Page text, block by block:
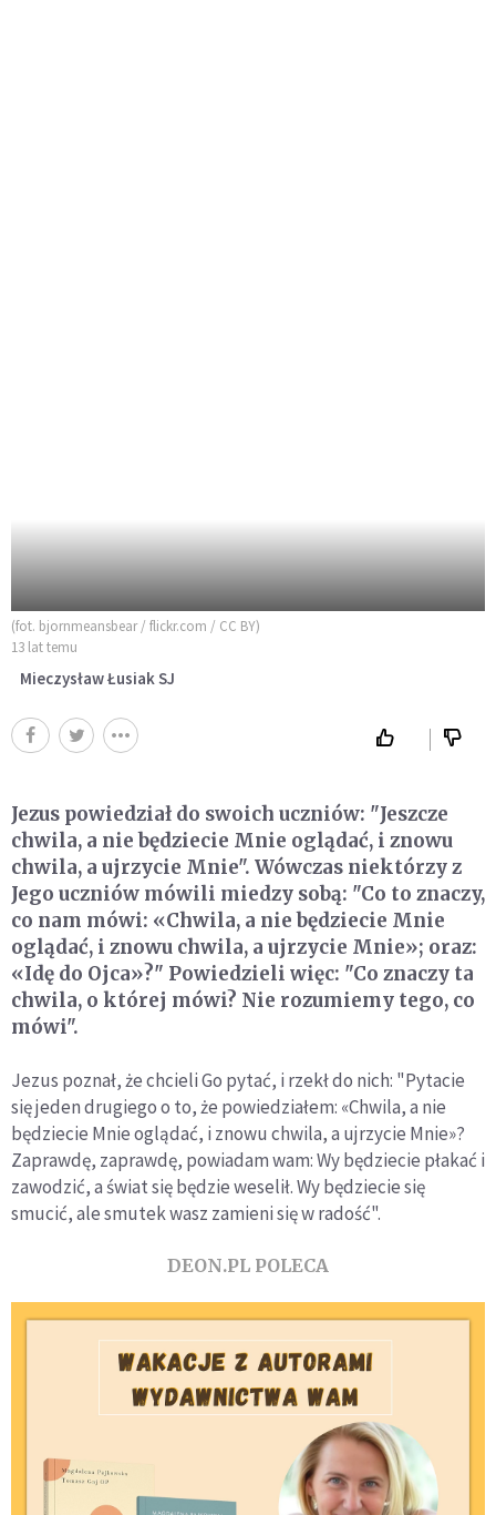
(fot. bjornmeansbear / flickr.com / CC BY)
13 lat temu
Mieczysław Łusiak SJ
Jezus powiedział do swoich uczniów: "Jeszcze
chwila, a nie będziecie Mnie oglądać, i znowu
chwila, a ujrzycie Mnie". Wówczas niektórzy z
Jego uczniów mówili miedzy sobą: "Co to znaczy,
co nam mówi: «Chwila, a nie będziecie Mnie
oglądać, i znowu chwila, a ujrzycie Mnie»; oraz:
«Idę do Ojca»?" Powiedzieli więc: "Co znaczy ta
chwila, o której mówi? Nie rozumiemy tego, co
mówi".
Jezus poznał, że chcieli Go pytać, i rzekł do nich: "Pytacie
się jeden drugiego o to, że powiedziałem: «Chwila, a nie
będziecie Mnie oglądać, i znowu chwila, a ujrzycie Mnie»?
Zaprawdę, zaprawdę, powiadam wam: Wy będziecie płakać i
zawodzić, a świat się będzie weselił. Wy będziecie się
smucić, ale smutek wasz zamieni się w radość".
DEON.PL POLECA